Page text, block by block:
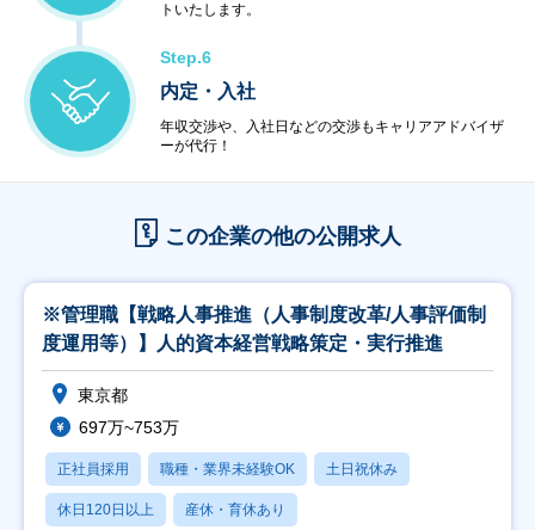
トいたします。
Step.6
内定・入社
年収交渉や、入社日などの交渉もキャリアアドバイザ
ーが代行！
この企業の他の公開求人
※管理職【戦略人事推進（人事制度改革/人事評価制
度運用等）】人的資本経営戦略策定・実行推進
東京都
697万~753万
正社員採用 職種・業界未経験OK 土日祝休み
休日120日以上 産休・育休あり